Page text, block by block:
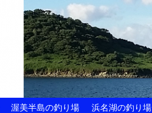
渥美半島の釣り場 浜名湖の釣り場